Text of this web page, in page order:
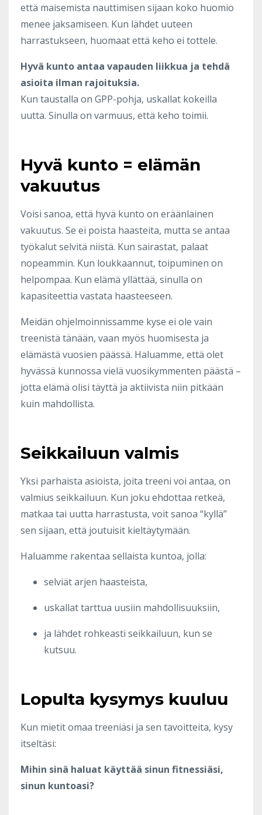
että maisemista nauttimisen sijaan koko huomio
menee jaksamiseen. Kun lähdet uuteen
harrastukseen, huomaat että keho ei tottele.
Hyvä kunto antaa vapauden liikkua ja tehdä
asioita ilman rajoituksia.
Kun taustalla on GPP-pohja, uskallat kokeilla
uutta. Sinulla on varmuus, että keho toimii.
Hyvä kunto = elämän
vakuutus
Voisi sanoa, että hyvä kunto on eräänlainen
vakuutus. Se ei poista haasteita, mutta se antaa
työkalut selvitä niistä. Kun sairastat, palaat
nopeammin. Kun loukkaannut, toipuminen on
helpompaa. Kun elämä yllättää, sinulla on
kapasiteettia vastata haasteeseen.
Meidän ohjelmoinnissamme kyse ei ole vain
treenistä tänään, vaan myös huomisesta ja
elämästä vuosien päässä. Haluamme, että olet
hyvässä kunnossa vielä vuosikymmenten päästä –
jotta elämä olisi täyttä ja aktiivista niin pitkään
kuin mahdollista.
Seikkailuun valmis
Yksi parhaista asioista, joita treeni voi antaa, on
valmius seikkailuun. Kun joku ehdottaa retkeä,
matkaa tai uutta harrastusta, voit sanoa “kyllä”
sen sijaan, että joutuisit kieltäytymään.
Haluamme rakentaa sellaista kuntoa, jolla:
selviät arjen haasteista,
uskallat tarttua uusiin mahdollisuuksiin,
ja lähdet rohkeasti seikkailuun, kun se
kutsuu.
Lopulta kysymys kuuluu
Kun mietit omaa treeniäsi ja sen tavoitteita, kysy
itseltäsi:
Mihin sinä haluat käyttää sinun fitnessiäsi,
sinun kuntoasi?